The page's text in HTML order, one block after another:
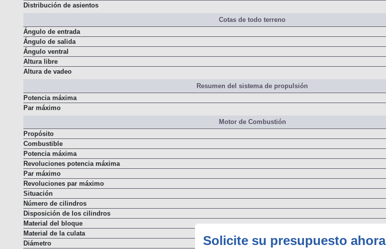
Solicite su presupuesto ahora
Distribución de asientos
Cotas de todo terreno
Ángulo de entrada
Ángulo de salida
Ángulo ventral
Altura libre
Altura de vadeo
Resumen del sistema de propulsión
Potencia máxima
Par máximo
Motor de Combustión
Propósito
Combustible
Potencia máxima
Revoluciones potencia máxima
Par máximo
Revoluciones par máximo
Situación
Número de cilindros
Disposición de los cilindros
Material del bloque
Material de la culata
Diámetro